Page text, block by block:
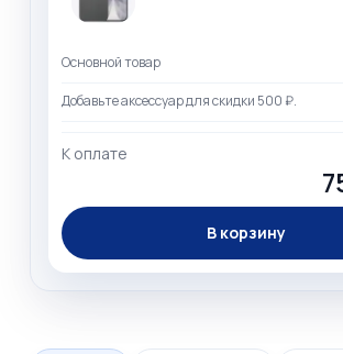
Основной товар
Добавьте аксессуар для скидки 500 ₽.
К оплате
В корзину